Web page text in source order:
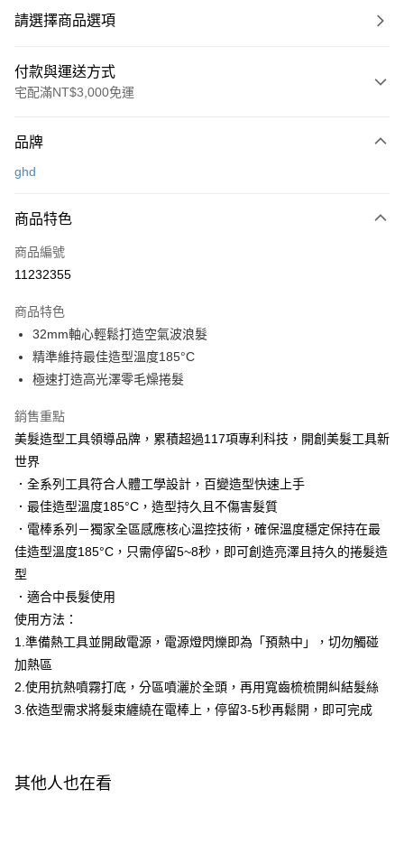
請選擇商品選項
付款與運送方式
宅配滿NT$3,000免運
信用卡一次付款
Apple Pay
街口支付
Google Pay
AFTEE先享後付
相關說明
AFTEE先享後付是「在收到商品之後才付款」的支付方式。 讓您購物簡單
１．簡單：不需註冊會員、不需綁卡、不需儲值。
２．便利：只要手機號碼，簡訊認證，即可結帳。
３．安心：先確認商品／服務後，再付款。
【「AFTEE先享後付」結帳流程】
１．於結帳方式選擇「AFTEE先享後付」後，將跳轉至「AFTEE先享後付」
２．訂單成立數日內，您將收到繳費通知簡訊。
３．收到繳費通知簡訊後14天內，點擊此簡訊中的連結，可透過四大超商／
ATM／網路銀行／等多元方式進行付款，方視為交易完成。
※ 請注意：結帳手續完成當下不需立刻繳費，但若您需要取消訂單，請聯絡
購買商品的店家。未經商家同意取消之訂單仍視為有效，需透過AFTEE先享
後付繳納相關費用。
※ 交易是否成功請以「AFTEE先享後付 」之結帳頁面顯示為準，若有關於
是否繳費成功／繳費後需取消欲退款等相關疑問，請聯繫「AFTEE先享後付
客戶支援中心」https://netprotections.freshdesk.com/support/home
２．關於個人資料處理事宜，請瀏覽以下網址：
運送方式
宅配
宅配-離島
每筆NT$320，滿NT$3,000(含以上)免運費
品牌
ghd
商品特色
商品編號
11232355
商品特色
32mm軸心輕鬆打造空氣波浪髮
精準維持最佳造型溫度185°C
極速打造高光澤零毛燥捲髮
銷售重點
美髮造型工具領導品牌，累積超過117項專利科技，開創美髮工具新
世界
．全系列工具符合人體工學設計，百變造型快速上手
．最佳造型溫度185°C，造型持久且不傷害髮質
．電棒系列－獨家全區感應核心溫控技術，確保溫度穩定保持在最
佳造型溫度185°C，只需停留5~8秒，即可創造亮澤且持久的捲髮造
型
．適合中長髮使用
使用方法：
1.準備熱工具並開啟電源，電源燈閃爍即為「預熱中」，切勿觸碰
加熱區
2.使用抗熱噴霧打底，分區噴灑於全頭，再用寬齒梳梳開糾結髮絲
3.依造型需求將髮束纏繞在電棒上，停留3-5秒再鬆開，即可完成
其他人也在看